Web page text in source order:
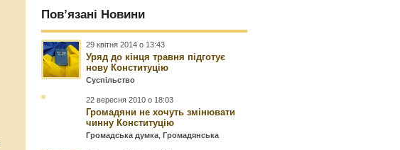
Пов’язані Новини
29 квітня 2014 о 13:43
Уряд до кінця травня підготує
нову Конституцію
Суспільство
22 вересня 2010 о 18:03
Громадяни не хочуть змінювати
чинну Конституцію
Громадська думка Громадянська